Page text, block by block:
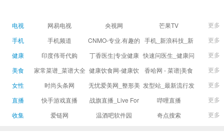
软件,证
电视 网易电视 央视网 芒果TV
更多
手机
手机频道
CNMO-专业.有趣的
科技新媒体
手机_新浪科技_新
浪网
更多
健康
印度伟哥代购
丁香医生|专业健康
生活方式平台
快速问医生_健康问
题免费在线咨询专
更多
美食
家常菜谱_菜谱大全
_菜谱家常菜做法大
健康饮食网-健康饮
食食谱_健康饮食小
香哈网 - 菜谱|美食
菜谱|菜谱大全-学做
更多
女性
时尚头条网
LADYMAX.cn|国内
无忧爱美网_整形美
容门户
发型站_最新流行发
型设计发型图片与
更多
直播
快手游戏直播
战旗直播_Live For
Gamers丨天生爱
哔哩直播
更多
收集
爱链网 温酒吧软件园 奇点搜索 更多